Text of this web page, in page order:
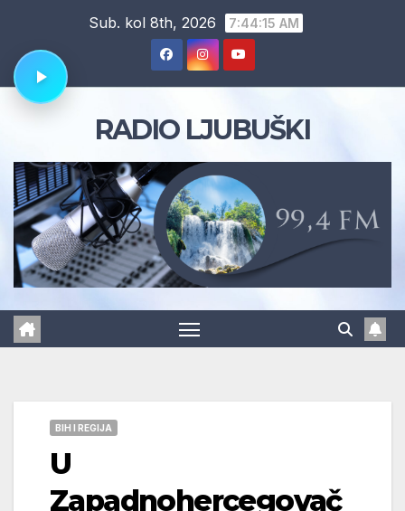
content
Sub. kol 8th, 2026 7:44:16 AM
RADIO LJUBUŠKI
BIH I REGIJA
U
Zapadnohercegovač